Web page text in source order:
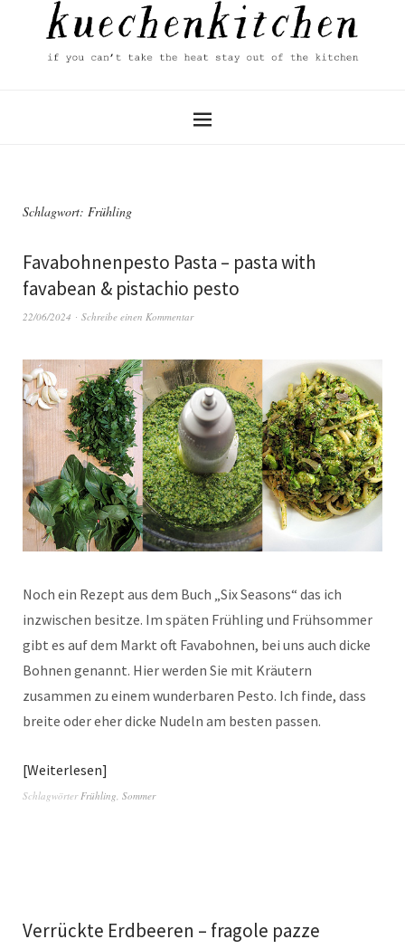
Schlagwort: Frühling
Favabohnenpesto Pasta – pasta with
favabean & pistachio pesto
22/06/2024 Schreibe einen Kommentar
Noch ein Rezept aus dem Buch „Six Seasons“ das ich
inzwischen besitze. Im späten Frühling und Frühsommer
gibt es auf dem Markt oft Favabohnen, bei uns auch dicke
Bohnen genannt. Hier werden Sie mit Kräutern
zusammen zu einem wunderbaren Pesto. Ich finde, dass
breite oder eher dicke Nudeln am besten passen.
Weiterlesen
Schlagwörter Frühling Sommer
Verrückte Erdbeeren – fragole pazze